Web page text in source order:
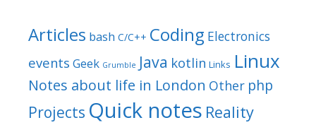
Articles bash C/C++ Coding Electronics
events Geek Grumble Java kotlin Links Linux
Notes about life in London Other php
Projects Quick notes Reality